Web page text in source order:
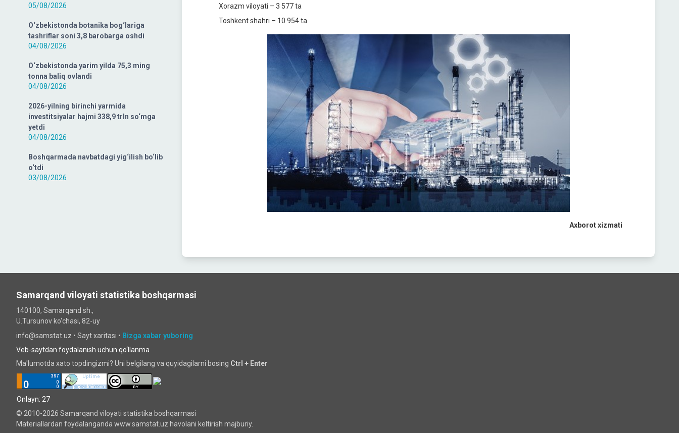
05/08/2026
O‘zbekistonda botanika bog‘lariga
tashriflar soni 3,8 barobarga oshdi
04/08/2026
O‘zbekistonda yarim yilda 75,3 ming
tonna baliq ovlandi
04/08/2026
2026-yilning birinchi yarmida
investitsiyalar hajmi 338,9 trln so‘mga
yetdi
04/08/2026
Boshqarmada navbatdagi yig‘ilish bo‘lib
o‘tdi
03/08/2026
Xorazm viloyati – 3 577 ta
Toshkent shahri – 10 954 ta
Axborot xizmati
Samarqand viloyati statistika boshqarmasi
140100, Samarqand sh.,
U.Tursunov ko‘chаsi, 82-uy
info@samstat.uz • Sayt xaritasi • Bizga xabar yuboring
Veb-saytdan foydalanish uchun qo‘llanma
Ma'lumotda xato topdingizmi? Uni belgilang va quyidagilarni bosing Ctrl + Enter
Onlayn: 27
© 2010-2026 Samarqand viloyati statistika boshqarmasi
Materiallardan foydalanganda www.samstat.uz havolani keltirish majburiy.